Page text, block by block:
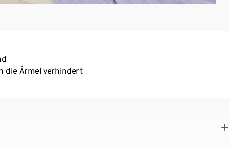
die Ärmel verhindert